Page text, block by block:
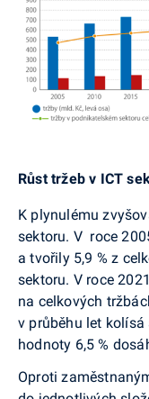
Růst tržeb v ICT
K plynulému
sektoru. V roce
a tvořily 5,9 % z
sektoru. V roce
na celkových
v průběhu let kolísá
hodnoty 6,5 %
Oproti